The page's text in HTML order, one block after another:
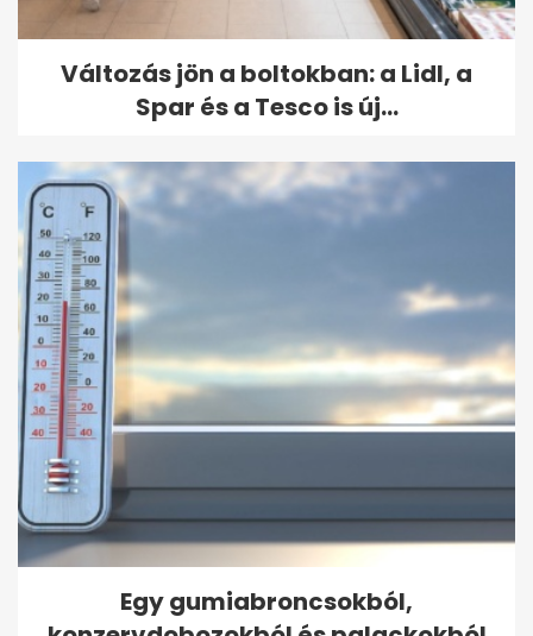
Változás jön a boltokban: a Lidl, a
Spar és a Tesco is új...
Egy gumiabroncsokból,